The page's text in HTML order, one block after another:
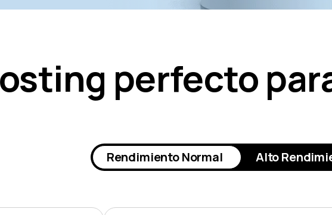
perfecto
Rendimiento Normal Alto